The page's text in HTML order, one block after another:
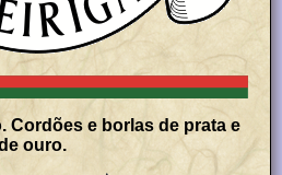
Cordões e borlas de prata e
ouro.